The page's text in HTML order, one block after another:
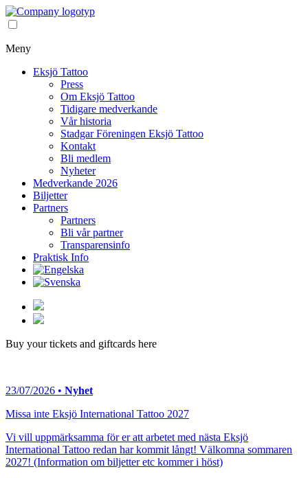
Meny
Eksjö Tattoo
Press
Om Eksjö Tattoo
Tidigare medverkande
Vår historia
Stadgar Föreningen Eksjö Tattoo
Kontakt
Bli medlem
Nyheter
Medverkande 2026
Biljetter
Partners
Partners
Bli vår partner
Transparensinfo
Praktisk Info
Buy your tickets and giftcards here
23/07/2026 • Nyhet
Missa inte Eksjö International Tattoo 2027
Vi vill uppmärksamma för er att arbetet med nästa Eksjö
International Tattoo redan har kommit långt! Välkomna sommaren
2027! (Information om biljetter etc kommer i höst)